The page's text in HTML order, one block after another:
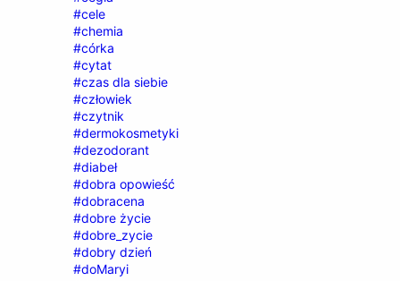
#cele
#chemia
#córka
#cytat
#czas dla siebie
#człowiek
#czytnik
#dermokosmetyki
#dezodorant
#diabeł
#dobra opowieść
#dobracena
#dobre życie
#dobre_zycie
#dobry dzień
#doMaryi